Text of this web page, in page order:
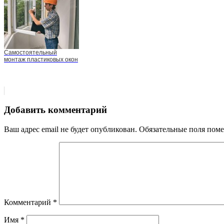
Самостоятельный
монтаж пластиковых окон
Добавить комментарий
Ваш адрес email не будет опубликован. Обязательные поля
Комментарий *
Имя *